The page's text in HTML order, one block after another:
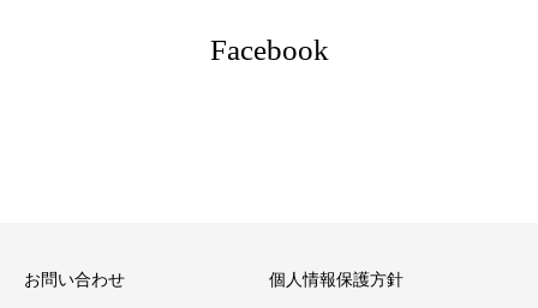
Facebook
お問い合わせ
個人情報保護方針